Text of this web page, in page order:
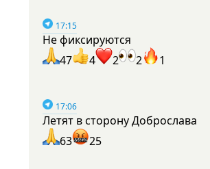
17:15
Не фиксируются
47
4 2 2 1
17:06
Летят в сторону Доброслава
63
25